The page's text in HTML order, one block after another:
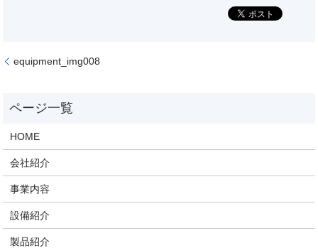
equipment_img008
HOME
会社紹介
事業内容
設備紹介
製品紹介